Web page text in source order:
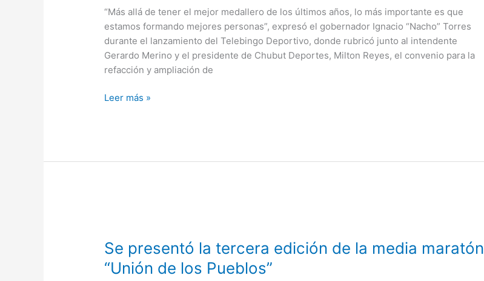
“Más allá de tener el mejor medallero de los últimos años, lo más importante es que
estamos formando mejores personas”, expresó el gobernador Ignacio “Nacho” Torres
durante el lanzamiento del Telebingo Deportivo, donde rubricó junto al intendente
Gerardo Merino y el presidente de Chubut Deportes, Milton Reyes, el convenio para la
refacción y ampliación de
que
Trelew
pueda
recibir
competencias
de
Leer más »
Se presentó la tercera edición de la media maratón
“Unión de los Pueblos”
la
tercera
edición